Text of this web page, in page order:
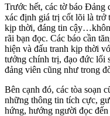
Trước hết, các tờ báo Đảng
xác định giá trị cốt lõi là trở
kịp thời, đáng tin
rãi bạn đọc. Các báo cần
hiện và đấu tranh kịp thời
tưởng chính trị, đạo đức lối
đảng viên cũng như trong
Bên cạnh đó, các tòa soạn
những thông tin tích cực,
hứng, hướng người đọc